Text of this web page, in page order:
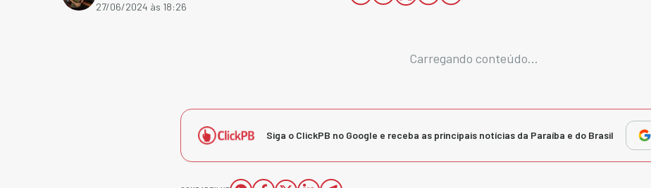
27/06/2024 às 18:26
Carregando conteúdo...
Siga o ClickPB no Google e receba as principais notícias da Paraíba e do Brasil